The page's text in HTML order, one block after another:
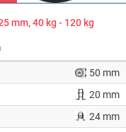
mm, 40 kg - 120 kg
50 mm
20 mm
24 mm